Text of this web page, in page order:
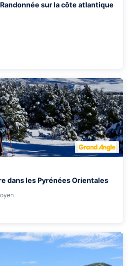
sur la côte atlantique
dans les Pyrénées Orientales